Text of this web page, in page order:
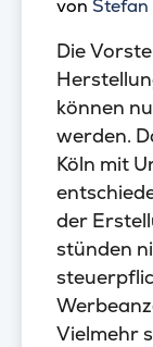
von
Die
können
werden.
Köln mit
der
stünden
Vielmehr